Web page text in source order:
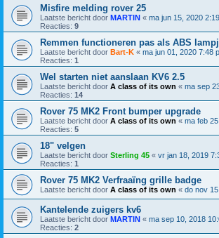
Misfire melding rover 25
Laatste bericht door MARTIN « ma jun 15, 2020
Reacties: 9
Remmen functioneren pas als ABS
Laatste bericht door Bart-K « ma jun 01, 2020 7:48
Reacties: 1
Wel starten niet aanslaan KV6 2.5
Laatste bericht door A class of its own « ma sep
Reacties: 14
Rover 75 MK2 Front bumper upgrade
Laatste bericht door A class of its own « ma feb
Reacties: 5
18" velgen
Laatste bericht door Sterling 45 « vr jan 18, 2019
Reacties: 1
Rover 75 MK2 Verfraaïng grille badge
Laatste bericht door A class of its own « do nov
Kantelende zuigers kv6
Laatste bericht door MARTIN « ma sep 10, 2018
Reacties: 2